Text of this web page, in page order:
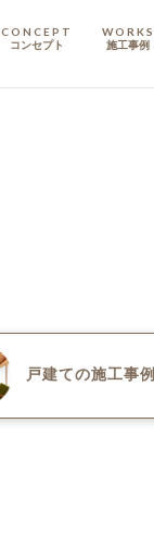
CONCEPT
コンセプト
WORKS
施工事例
戸建ての施工事例